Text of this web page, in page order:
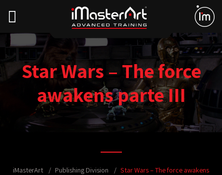
Star Wars – The force
awakens parte III
iMasterArt Publishing Division
Star Wars – The force awakens